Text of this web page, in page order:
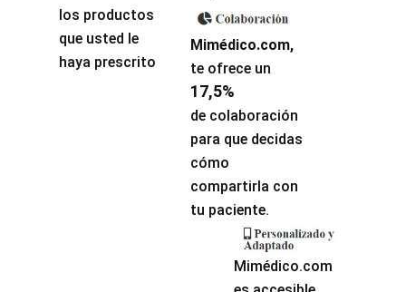
los productos
que usted le
haya prescrito
Mimédico.com,
te ofrece un
17,5%
de colaboración
para que decidas
cómo
compartirla con
tu paciente.
Mimédico.com